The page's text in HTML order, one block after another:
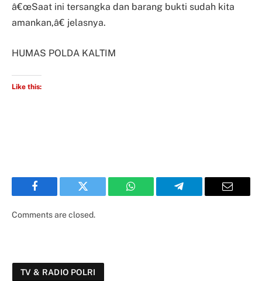
â€œSaat ini tersangka dan barang bukti sudah kita
amankan,â€ jelasnya.
HUMAS POLDA KALTIM
Like this:
Facebook Twitter WhatsApp Telegram Email
Comments are closed.
TV & RADIO POLRI